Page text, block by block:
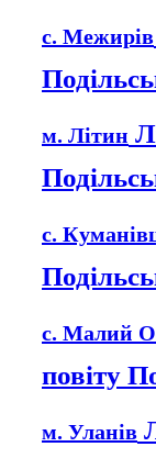
с. Межирів
м. Літин
с.
с. Малий
повіту
м. Уланів